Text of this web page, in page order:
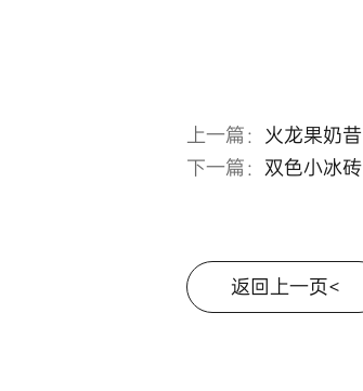
上一篇： 火龙果奶昔
下一篇： 双色小冰砖
返回上一页<